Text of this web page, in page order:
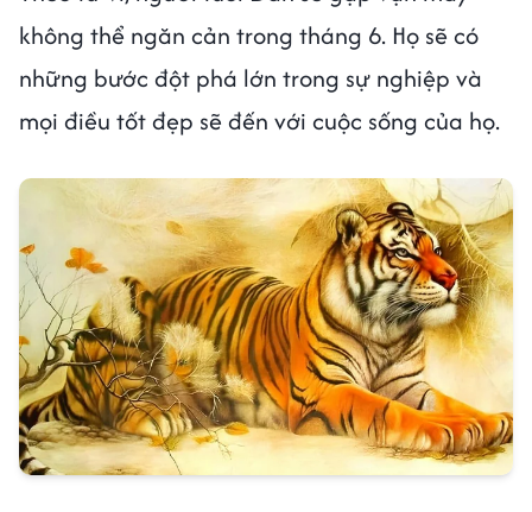
không thể ngăn cản trong tháng 6. Họ sẽ có
những bước đột phá lớn trong sự nghiệp và
mọi điều tốt đẹp sẽ đến với cuộc sống của họ.